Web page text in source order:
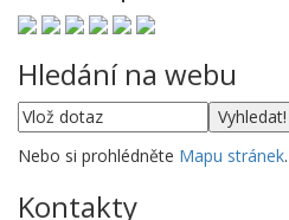
Hledání na webu
Nebo si prohlédněte Mapu stránek.
Kontakty